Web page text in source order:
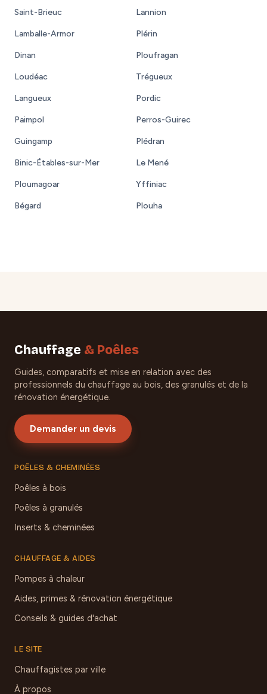
Saint-Brieuc Lannion
Lamballe-Armor Plérin
Dinan Ploufragan
Loudéac Trégueux
Langueux Pordic
Paimpol Perros-Guirec
Guingamp Plédran
Binic-Étables-sur-Mer Le Mené
Ploumagoar Yffiniac
Bégard Plouha
Chauffage & Poêles
Guides, comparatifs et mise en relation avec des
professionnels du chauffage au bois, des granulés et de la
rénovation énergétique.
Demander un devis
POÊLES & CHEMINÉES
Poêles à bois
Poêles à granulés
Inserts & cheminées
CHAUFFAGE & AIDES
Pompes à chaleur
Aides, primes & rénovation énergétique
Conseils & guides d'achat
LE SITE
Chauffagistes par ville
À propos